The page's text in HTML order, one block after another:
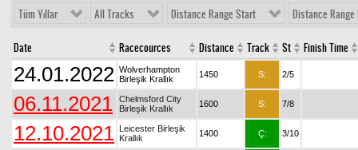
Tüm Yıllar All Tracks Distance Range Start Distance Range
Date Racecources Distance Track St Finish Time
24.01.2022 Wolverhampton
Birleşik Krallık
1450 S: 2/5
06.11.2021
Chelmsford City
Birleşik Krallık
1600 S: 7/8
12.10.2021 Leicester Birleşik
Krallık
1400 Ç: 3/10